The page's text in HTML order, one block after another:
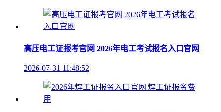
高压电工证报考官网 2026年电工考试报名入口官网
2026-07-31 11:48:52